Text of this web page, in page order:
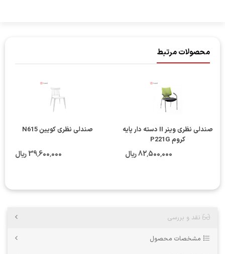
محصولات مرتبط
صندلی نظری وینر II دسته دار پایه
کروم P221G
82٬500٬000 ریال
صندلی نظری کویین N615
39٬600٬000 ریال
نقد و بررسی
مشخصات محصول